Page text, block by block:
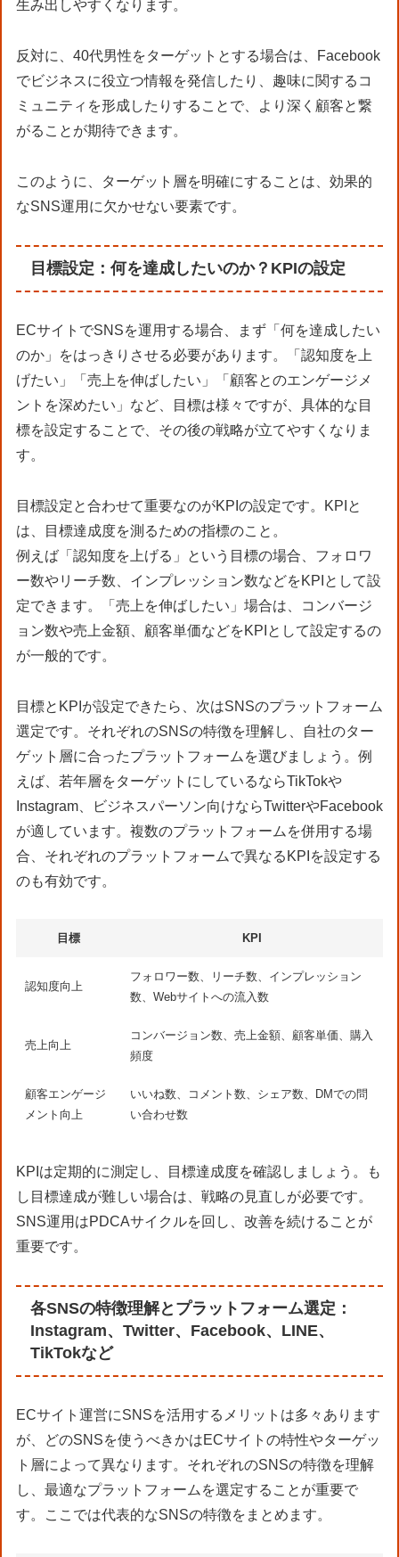
生み出しやすくなります。
反対に、40代男性をターゲットとする場合は、Facebook
でビジネスに役立つ情報を発信したり、趣味に関するコ
ミュニティを形成したりすることで、より深く顧客と繋
がることが期待できます。
このように、ターゲット層を明確にすることは、効果的
なSNS運用に欠かせない要素です。
目標設定：何を達成したいのか？KPIの設定
ECサイトでSNSを運用する場合、まず「何を達成したい
のか」をはっきりさせる必要があります。「認知度を上
げたい」「売上を伸ばしたい」「顧客とのエンゲージメ
ントを深めたい」など、目標は様々ですが、具体的な目
標を設定することで、その後の戦略が立てやすくなりま
す。
目標設定と合わせて重要なのがKPIの設定です。KPIと
は、目標達成度を測るための指標のこと。
例えば「認知度を上げる」という目標の場合、フォロワ
ー数やリーチ数、インプレッション数などをKPIとして設
定できます。「売上を伸ばしたい」場合は、コンバージ
ョン数や売上金額、顧客単価などをKPIとして設定するの
が一般的です。
目標とKPIが設定できたら、次はSNSのプラットフォーム
選定です。それぞれのSNSの特徴を理解し、自社のター
ゲット層に合ったプラットフォームを選びましょう。例
えば、若年層をターゲットにしているならTikTokや
Instagram、ビジネスパーソン向けならTwitterやFacebook
が適しています。複数のプラットフォームを併用する場
合、それぞれのプラットフォームで異なるKPIを設定する
のも有効です。
目標 KPI
認知度向上
フォロワー数、リーチ数、インプレッション
数、Webサイトへの流入数
売上向上
コンバージョン数、売上金額、顧客単価、購入
頻度
顧客エンゲージ
メント向上
いいね数、コメント数、シェア数、DMでの問
い合わせ数
KPIは定期的に測定し、目標達成度を確認しましょう。も
し目標達成が難しい場合は、戦略の見直しが必要です。
SNS運用はPDCAサイクルを回し、改善を続けることが
重要です。
各SNSの特徴理解とプラットフォーム選定：
Instagram、Twitter、Facebook、LINE、
TikTokなど
ECサイト運営にSNSを活用するメリットは多々あります
が、どのSNSを使うべきかはECサイトの特性やターゲッ
ト層によって異なります。それぞれのSNSの特徴を理解
し、最適なプラットフォームを選定することが重要で
す。ここでは代表的なSNSの特徴をまとめます。